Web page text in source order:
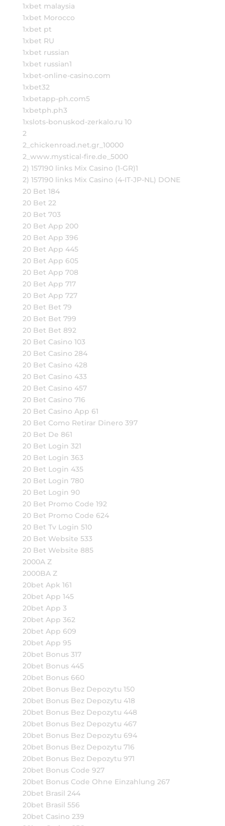
1xbet malaysia
1xbet Morocco
1xbet pt
1xbet RU
1xbet russian
1xbet russian1
1xbet-online-casino.com
1xbet32
1xbetapp-ph.com5
1xbetph.ph3
1xslots-bonuskod-zerkalo.ru 10
2
2_chickenroad.net.gr_10000
2_www.mystical-fire.de_5000
2) 157190 links Mix Casino (1-GR)1
2) 157190 links Mix Casino (4-IT-JP-NL) DONE
20 Bet 184
20 Bet 22
20 Bet 703
20 Bet App 200
20 Bet App 396
20 Bet App 445
20 Bet App 605
20 Bet App 708
20 Bet App 717
20 Bet App 727
20 Bet Bet 79
20 Bet Bet 799
20 Bet Bet 892
20 Bet Casino 103
20 Bet Casino 284
20 Bet Casino 428
20 Bet Casino 433
20 Bet Casino 457
20 Bet Casino 716
20 Bet Casino App 61
20 Bet Como Retirar Dinero 397
20 Bet De 861
20 Bet Login 321
20 Bet Login 363
20 Bet Login 435
20 Bet Login 780
20 Bet Login 90
20 Bet Promo Code 192
20 Bet Promo Code 624
20 Bet Tv Login 510
20 Bet Website 533
20 Bet Website 885
2000A Z
2000BA Z
20bet Apk 161
20bet App 145
20bet App 3
20bet App 362
20bet App 609
20bet App 95
20bet Bonus 317
20bet Bonus 445
20bet Bonus 660
20bet Bonus Bez Depozytu 150
20bet Bonus Bez Depozytu 418
20bet Bonus Bez Depozytu 448
20bet Bonus Bez Depozytu 467
20bet Bonus Bez Depozytu 694
20bet Bonus Bez Depozytu 716
20bet Bonus Bez Depozytu 971
20bet Bonus Code 927
20bet Bonus Code Ohne Einzahlung 267
20bet Brasil 244
20bet Brasil 556
20bet Casino 239